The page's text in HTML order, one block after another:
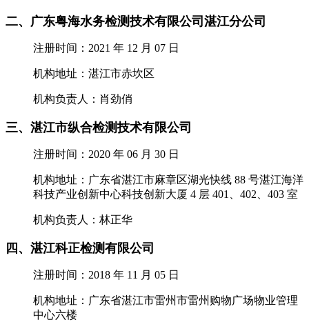
二、广东粤海水务检测技术有限公司湛江分公司
注册时间：2021 年 12 月 07 日
机构地址：湛江市赤坎区
机构负责人：肖劲俏
三、湛江市纵合检测技术有限公司
注册时间：2020 年 06 月 30 日
机构地址：广东省湛江市麻章区湖光快线 88 号湛江海洋
科技产业创新中心科技创新大厦 4 层 401、402、403 室
机构负责人：林正华
四、湛江科正检测有限公司
注册时间：2018 年 11 月 05 日
机构地址：广东省湛江市雷州市雷州购物广场物业管理
中心六楼